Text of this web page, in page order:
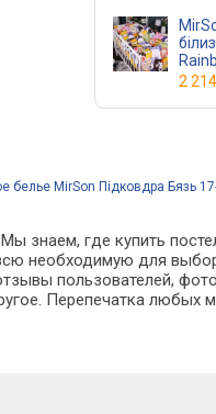
білизни King
2
белье MirSon Підковдра Бязь
знаем, где купить
всю необходимую для
пользователей,
Перепечатка любых